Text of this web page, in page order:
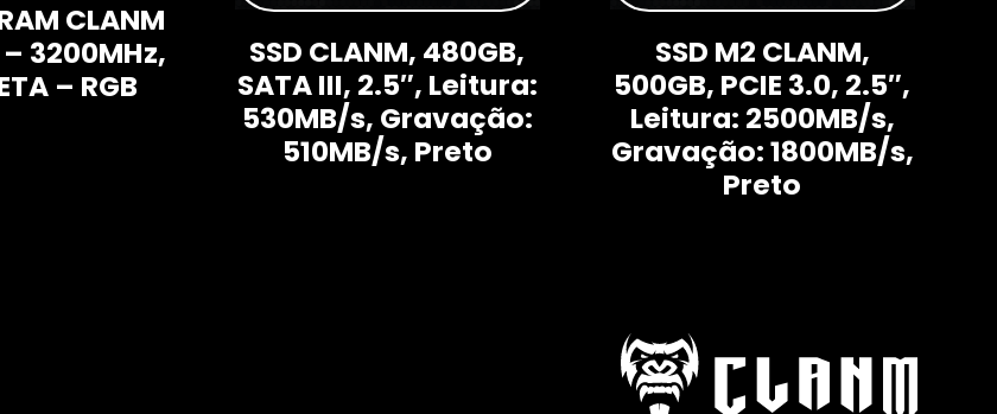
CLANM
– 3200MHz,
– RGB
SSD CLANM, 480GB,
SATA III, 2.5″, Leitura:
530MB/s, Gravação:
510MB/s, Preto
SSD M2 CLANM,
500GB, PCIE 3.0, 2.5″,
Leitura: 2500MB/s,
Gravação: 1800MB/s,
Preto